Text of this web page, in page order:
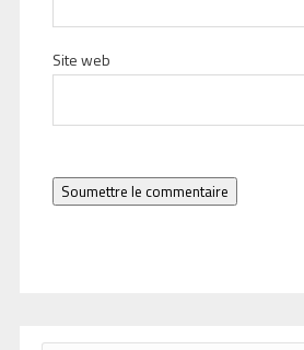
Site web
Soumettre le commentaire